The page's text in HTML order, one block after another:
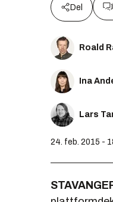
Del
Roald
Ina
Lars
24. feb. 2015 -